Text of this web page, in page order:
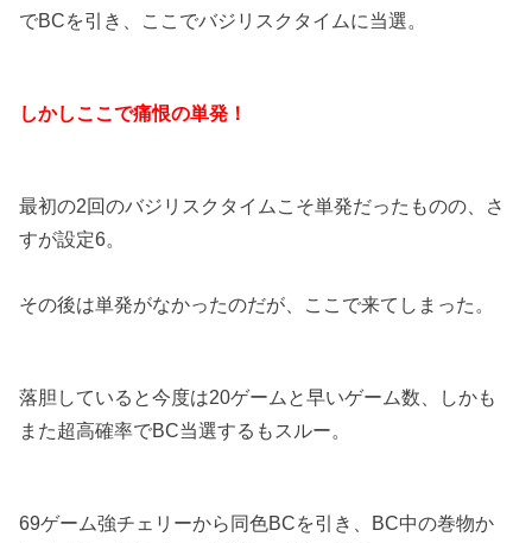
でBCを引き、ここでバジリスクタイムに当選。
しかしここで痛恨の単発！
最初の2回のバジリスクタイムこそ単発だったものの、さ
すが設定6。
その後は単発がなかったのだが、ここで来てしまった。
落胆していると今度は20ゲームと早いゲーム数、しかも
また超高確率でBC当選するもスルー。
69ゲーム強チェリーから同色BCを引き、BC中の巻物か